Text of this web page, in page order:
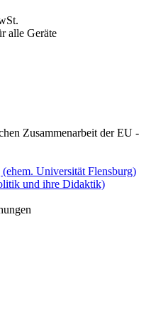
alle Geräte
Zusammenarbeit der EU -
Universität Flensburg)
und ihre Didaktik)